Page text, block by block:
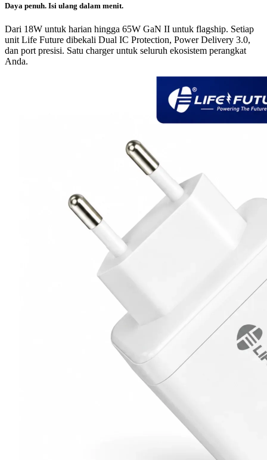
Daya penuh. Isi ulang dalam menit.
Dari 18W untuk harian hingga 65W GaN II untuk flagship. Setiap
unit Life Future dibekali Dual IC Protection, Power Delivery 3.0,
dan port presisi. Satu charger untuk seluruh ekosistem perangkat
Anda.